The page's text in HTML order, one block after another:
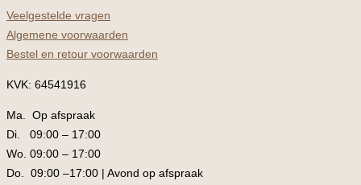
Veelgestelde vragen
Algemene voorwaarden
Bestel en retour voorwaarden
KVK: 64541916
Ma. Op afspraak
Di. 09:00 – 17:00
Wo. 09:00 – 17:00
Do. 09:00 –17:00 | Avond op afspraak